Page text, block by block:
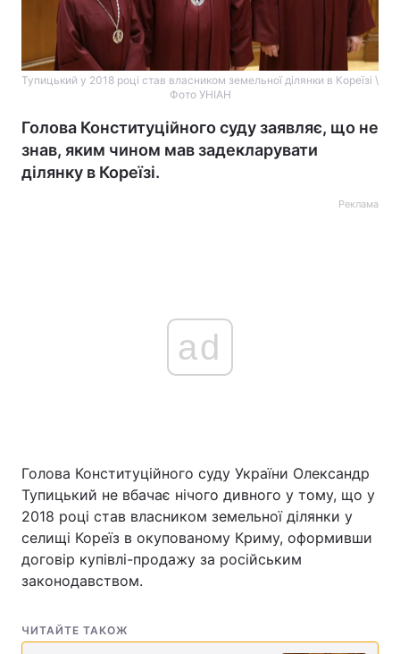
Тупицький у 2018 році став власником земельної ділянки в Кореїзі \
Фото УНІАН
Голова Конституційного суду заявляє, що не
знав, яким чином мав задекларувати
ділянку в Кореїзі.
Реклама
ad
Голова Конституційного суду України Олександр
Тупицький не вбачає нічого дивного у тому, що у
2018 році став власником земельної ділянки у
селищі Кореїз в окупованому Криму, оформивши
договір купівлі-продажу за російським
законодавством.
ЧИТАЙТЕ ТАКОЖ